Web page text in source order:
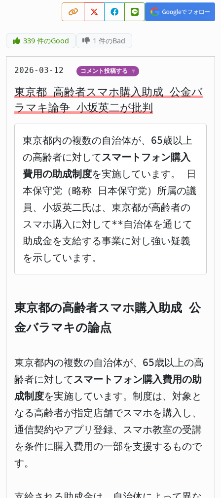
339件のGood 1 件のBad
2026-03-12 コメント投稿する ▼
東京都 高齢者スマホ購入助成 公金バ
ラマキ論争 小坂英二が批判
東京都内の複数の自治体が、65歳以上
の高齢者に対してスマートフォン購入
費用の助成制度を実施しています。 日
本保守党（略称 日本保守党）所属の議
員、小坂英二氏は、東京都が高齢者の
スマホ購入に対して**自治体を通じて
助成金を支給する事業に対し強い疑義
を示しています。
東京都の高齢者スマホ購入助成 公
金バラマキの論点
東京都内の複数の自治体が、65歳以上の高
齢者に対してスマートフォン購入費用の助
成制度を実施しています。制度は、対象と
なる高齢者が指定店舗でスマホを購入し、
通信契約やアプリ登録、スマホ教室の受講
を条件に購入費用の一部を支援するもので
す。